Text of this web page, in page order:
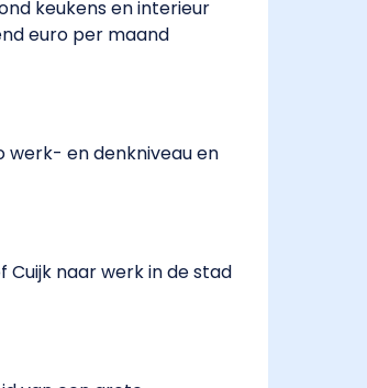
keukens en interieur
euro per maand
werk- en denkniveau en
Cuijk naar werk in de stad